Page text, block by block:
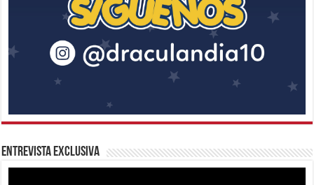
Entrevista Exclusiva